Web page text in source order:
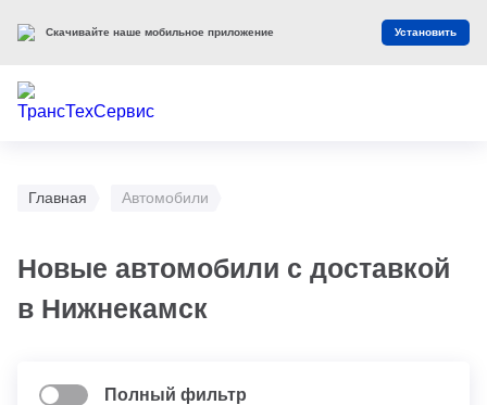
Главная Автомобили
Новые автомобили с доставкой
в Нижнекамск
Полный фильтр
Скачивайте наше мобильное приложение Установить